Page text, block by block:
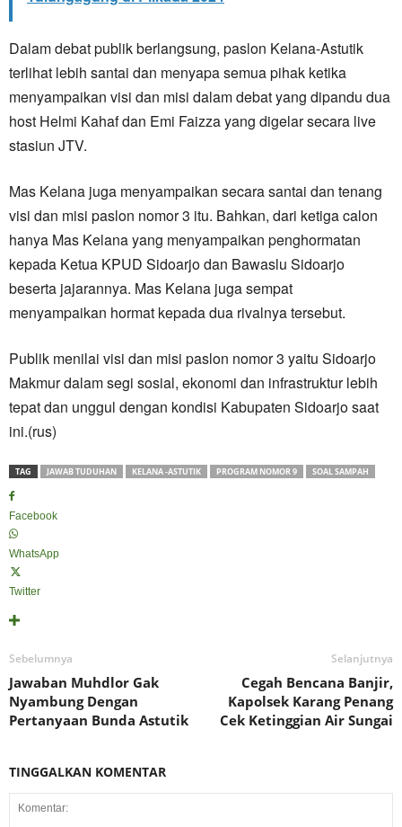
Dalam debat publik berlangsung, paslon Kelana-Astutik
terlihat lebih santai dan menyapa semua pihak ketika
menyampaikan visi dan misi dalam debat yang dipandu dua
host Helmi Kahaf dan Emi Faizza yang digelar secara live
stasiun JTV.
Mas Kelana juga menyampaikan secara santai dan tenang
visi dan misi paslon nomor 3 itu. Bahkan, dari ketiga calon
hanya Mas Kelana yang menyampaikan penghormatan
kepada Ketua KPUD Sidoarjo dan Bawaslu Sidoarjo
beserta jajarannya. Mas Kelana juga sempat
menyampaikan hormat kepada dua rivalnya tersebut.
Publik menilai visi dan misi paslon nomor 3 yaitu Sidoarjo
Makmur dalam segi sosial, ekonomi dan infrastruktur lebih
tepat dan unggul dengan kondisi Kabupaten Sidoarjo saat
ini.(rus)
TAG JAWAB TUDUHAN KELANA -ASTUTIK PROGRAM NOMOR 9 SOAL SAMPAH
Facebook
WhatsApp
Twitter
Sebelumnya
Jawaban Muhdlor Gak
Nyambung Dengan
Pertanyaan Bunda Astutik
Selanjutnya
Cegah Bencana Banjir,
Kapolsek Karang Penang
Cek Ketinggian Air Sungai
TINGGALKAN KOMENTAR